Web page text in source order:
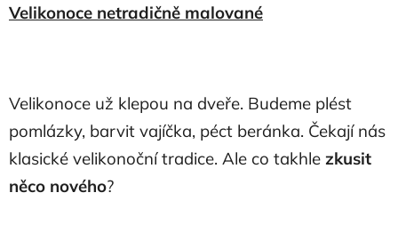
Velikonoce netradičně malované
Velikonoce už klepou na dveře. Budeme plést
pomlázky, barvit vajíčka, péct beránka. Čekají nás
klasické velikonoční tradice. Ale co takhle zkusit
něco nového?